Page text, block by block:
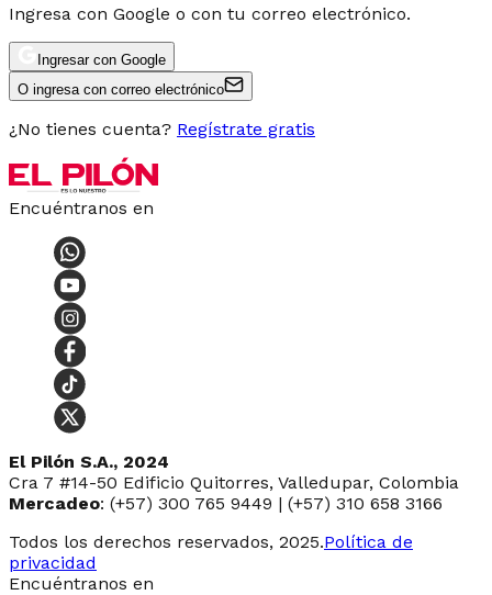
Ingresa con Google o con tu correo electrónico.
Ingresar con Google
O ingresa con correo electrónico
¿No tienes cuenta? Regístrate gratis
Encuéntranos en
El Pilón S.A., 2024
Cra 7 #14-50 Edificio Quitorres, Valledupar, Colombia
Mercadeo: (+57) 300 765 9449 | (+57) 310 658 3166
Todos los derechos reservados, 2025.Política de
privacidad
Encuéntranos en